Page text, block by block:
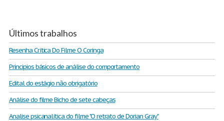
Últimos trabalhos
Resenha Crítica Do Filme O Coringa
Principios básicos de análise do comportamento
Edital do estágio não obrigatório
Análise do filme Bicho de sete cabeças
Analise psicanalítica do filme "O retrato de Dorian Gray"